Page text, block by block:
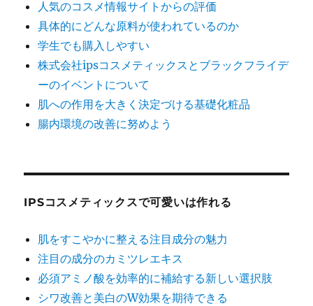
人気のコスメ情報サイトからの評価
具体的にどんな原料が使われているのか
学生でも購入しやすい
株式会社ipsコスメティックスとブラックフライデ
ーのイベントについて
肌への作用を大きく決定づける基礎化粧品
腸内環境の改善に努めよう
IPSコスメティックスで可愛いは作れる
肌をすこやかに整える注目成分の魅力
注目の成分のカミツレエキス
必須アミノ酸を効率的に補給する新しい選択肢
シワ改善と美白のW効果を期待できる